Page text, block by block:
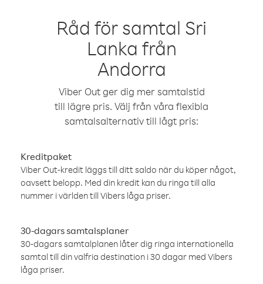
Råd för samtal Sri
Lanka från
Andorra
Viber Out ger dig mer samtalstid
till lägre pris. Välj från våra flexibla
samtalsalternativ till lågt pris:
Kreditpaket
Viber Out-kredit läggs till ditt saldo när du köper något,
oavsett belopp. Med din kredit kan du ringa till alla
nummer i världen till Vibers låga priser.
30-dagars samtalsplaner
30-dagars samtalplanen låter dig ringa internationella
samtal till din valfria destination i 30 dagar med Vibers
låga priser.